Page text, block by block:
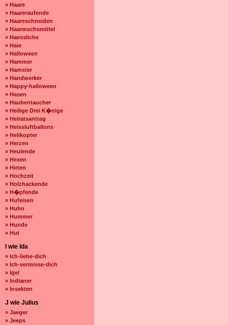
» Haare
» Haareraufende
» Haareschneiden
» Haarwuchsmittel
» Haessliche
» Haie
» Halloween
» Hammer
» Hamster
» Handwerker
» Happy-halloween
» Hasen
» Haubentaucher
» Heilige Drei K�nige
» Heiratsantrag
» Heissluftballons
» Helikopter
» Herzen
» Heulende
» Hexen
» Hirten
» Hochzeit
» Holzhackende
» H�pfende
» Hufeisen
» Huhn
» Hummer
» Hunde
» Hut
I wie Ida
» Ich-liebe-dich
» Ich-vermisse-dich
» Igel
» Indianer
» Insekten
J wie Julius
» Jaeger
» Jeeps